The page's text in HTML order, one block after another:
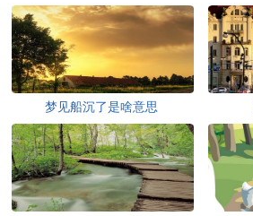
梦见船沉了是啥意思